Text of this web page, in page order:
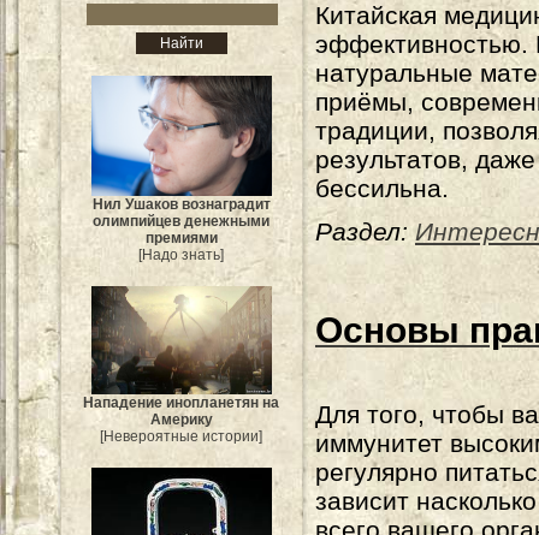
Нил Ушаков вознаградит
олимпийцев денежными
премиями
[Надо знать]
Нападение инопланетян на
Америку
[Невероятные истории]
Китайская
эффективностью.
натуральные
приёмы,
традиции,
результатов,
бессильна.
Раздел:
Основы
Для того, чтобы
иммунитет
регулярно
зависит